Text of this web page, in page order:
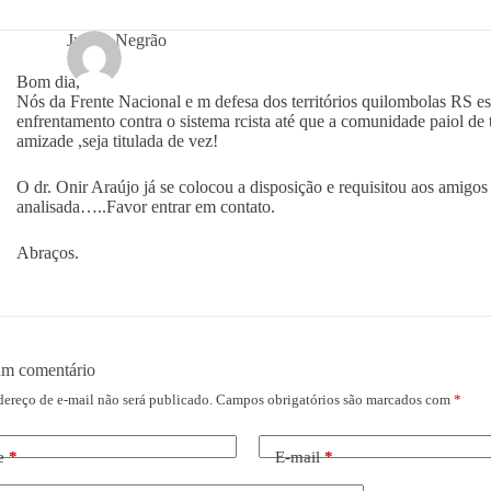
Juarez Negrão
Bom dia,
Nós da Frente Nacional e m defesa dos territórios quilombolas RS
enfrentamento contra o sistema rcista até que a comunidade paiol
amizade ,seja titulada de vez!
O dr. Onir Araújo já se colocou a disposição e requisitou aos
analisada…..Favor entrar em contato.
Abraços.
comentário
de e-mail não será publicado. Campos obrigatórios são marcados com *
* E-mail*